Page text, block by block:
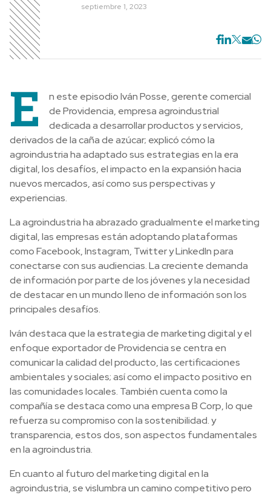
septiembre 1, 2023
E
n este episodio Iván Posse, gerente comercial
de Providencia, empresa agroindustrial
dedicada a desarrollar productos y servicios,
derivados de la caña de azúcar; explicó cómo la
agroindustria ha adaptado sus estrategias en la era
digital, los desafíos, el impacto en la expansión hacia
nuevos mercados, así como sus perspectivas y
experiencias.
La agroindustria ha abrazado gradualmente el marketing
digital, las empresas están adoptando plataformas
como Facebook, Instagram, Twitter y LinkedIn para
conectarse con sus audiencias. La creciente demanda
de información por parte de los jóvenes y la necesidad
de destacar en un mundo lleno de información son los
principales desafíos.
Iván destaca que la estrategia de marketing digital y el
enfoque exportador de Providencia se centra en
comunicar la calidad del producto, las certificaciones
ambientales y sociales; así como el impacto positivo en
las comunidades locales. También cuenta como la
compañía se destaca como una empresa B Corp, lo que
refuerza su compromiso con la sostenibilidad. y
transparencia, estos dos, son aspectos fundamentales
en la agroindustria.
En cuanto al futuro del marketing digital en la
agroindustria, se vislumbra un camino competitivo pero